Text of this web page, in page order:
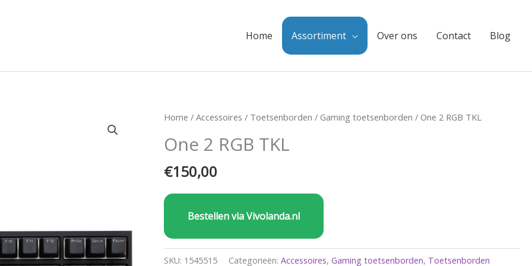
Home Assortiment Over ons Contact Blog
Home /Accessoires / Toetsenborden / Gaming toetsenborden / One 2 RGB TKL
One 2 RGB TKL
€150,00
Bestellen via Vivolanda.nl
SKU: 1545515 Categorieën:Accessoires,Gaming toetsenborden, Toetsenborden